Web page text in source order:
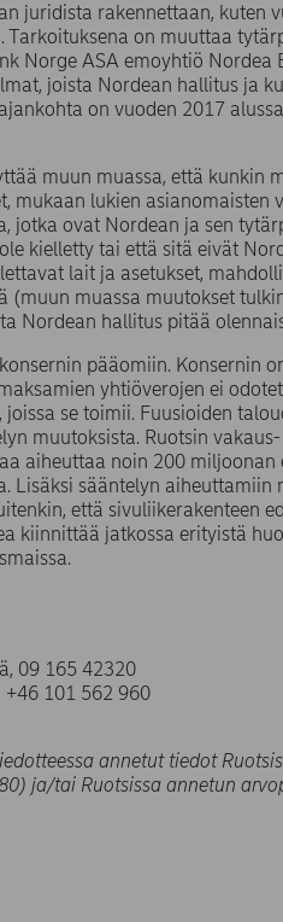
juridista rakennettaan, kuten
Tarkoituksena on muuttaa
Norge ASA emoyhtiö
joista Nordean hallitus ja
on vuoden 2017
muun muassa, että kunkin
mukaan lukien
jotka ovat Nordean ja sen
kielletty tai että sitä eivät
lait ja asetukset,
muassa muutokset
Nordean hallitus pitää
pääomiin. Konsernin
yhtiöverojen ei
joissa se toimii. Fuusioiden
muutoksista. Ruotsin
aiheuttaa noin 200
Lisäksi sääntelyn
että sivuliikerakenteen
kiinnittää jatkossa erityistä
09 165 42320
+46 101 562 960
annetut tiedot
ja/tai Ruotsissa annetun